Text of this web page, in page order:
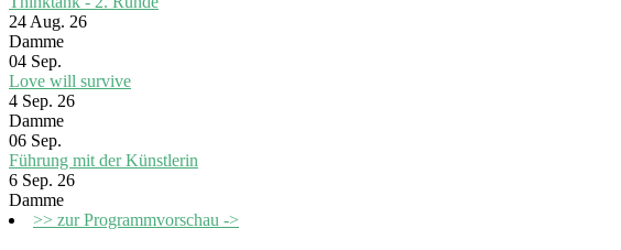
24 Aug. 26
Damme
04 Sep.
Love will survive
4 Sep. 26
Damme
06 Sep.
Führung mit der Künstlerin
6 Sep. 26
Damme
>> zur Programmvorschau ->